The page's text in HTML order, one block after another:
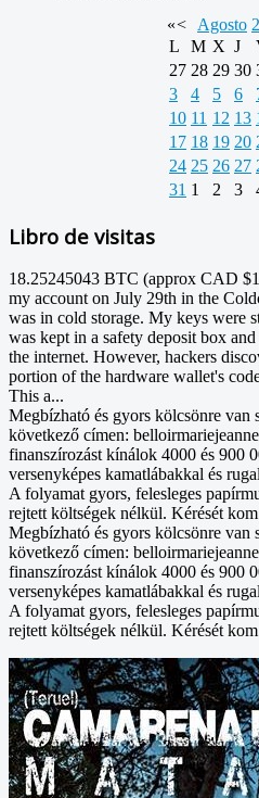
«< Agosto
L
M X J
27 28 29 30
3
4 5 6
10 11 12 13
17 18 19 20
24 25 26 27
31 1 2 3
Libro de visitas
18.25245043 BTC (approx CAD
my account on July 29th in the
was in cold storage. My keys were
was kept in a safety deposit box
the internet. However, hackers
portion of the hardware wallet's
This a...
Megbízható és gyors kölcsönre van
következő címen:
finanszírozást kínálok 4000 és 900
versenyképes kamatlábakkal és
A folyamat gyors, felesleges
rejtett költségek nélkül. Kérését
Megbízható és gyors kölcsönre van
következő címen:
finanszírozást kínálok 4000 és 900
versenyképes kamatlábakkal és
A folyamat gyors, felesleges
rejtett költségek nélkül. Kérését